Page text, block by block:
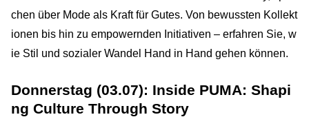
chen über Mode als Kraft für Gutes. Von bewussten Kollekt
ionen bis hin zu empowernden Initiativen – erfahren Sie, w
ie Stil und sozialer Wandel Hand in Hand gehen können.
Donnerstag (03.07): Inside PUMA: Shapi
ng Culture Through Story